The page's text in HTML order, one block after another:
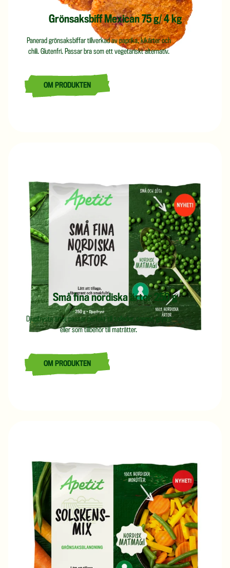
Grönsaksbiff Mexican 75 g/ 4 kg
Panerad grönsaksbiffar tillverkad av paprika, kikärter och
chili. Glutenfri. Passar bra som ett vegetariskt alternativ.
LÄS MER OM GRÖNSAKSBIFF MEXICAN 75 G/ 4 KG
OM PRODUKTEN
Små fina nordiska ärtor 250 g
Djupfrysta ärtor passar perfekt till sallader, soppor, grytor
eller som tillbehör till maträtter.
LÄS MER OM SMÅ FINA NORDISKA ÄRTOR 250 G
OM PRODUKTEN